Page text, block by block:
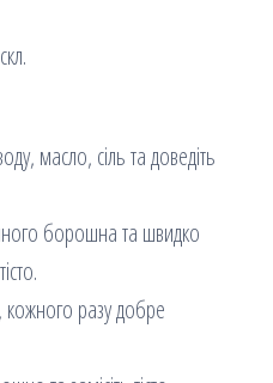
масло, сіль та доведіть
борошна та швидко
разу добре